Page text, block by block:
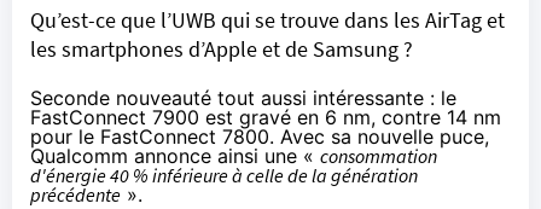
Qu’est-ce que l’UWB qui se trouve dans les AirTag et
les smartphones d’Apple et de Samsung ?
Seconde nouveauté tout aussi intéressante : le
FastConnect 7900 est gravé en 6 nm, contre 14 nm
pour le FastConnect 7800. Avec sa nouvelle puce,
Qualcomm annonce ainsi une « consommation
d'énergie 40 % inférieure à celle de la génération
précédente ».